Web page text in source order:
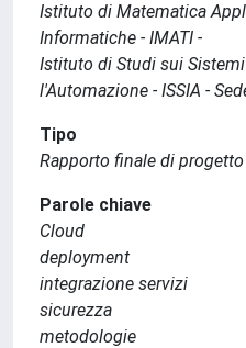
Istituto di Matematica
Informatiche - IMATI -
Istituto di Studi sui
l'Automazione - ISSIA -
Tipo
Rapporto finale di progetto
Parole chiave
Cloud
deployment
integrazione servizi
sicurezza
metodologie